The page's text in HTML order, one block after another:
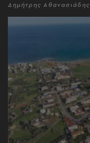
Δημήτρης Αθανασιάδης